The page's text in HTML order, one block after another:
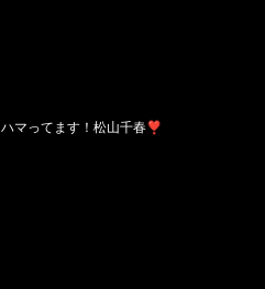
ハマってます！松山千春❣️